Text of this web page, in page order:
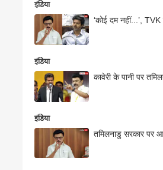
इंडिया
‘कोई दम नहीं...’,
इंडिया
कावेरी के पानी पर
इंडिया
तमिलनाडु सरकार पर